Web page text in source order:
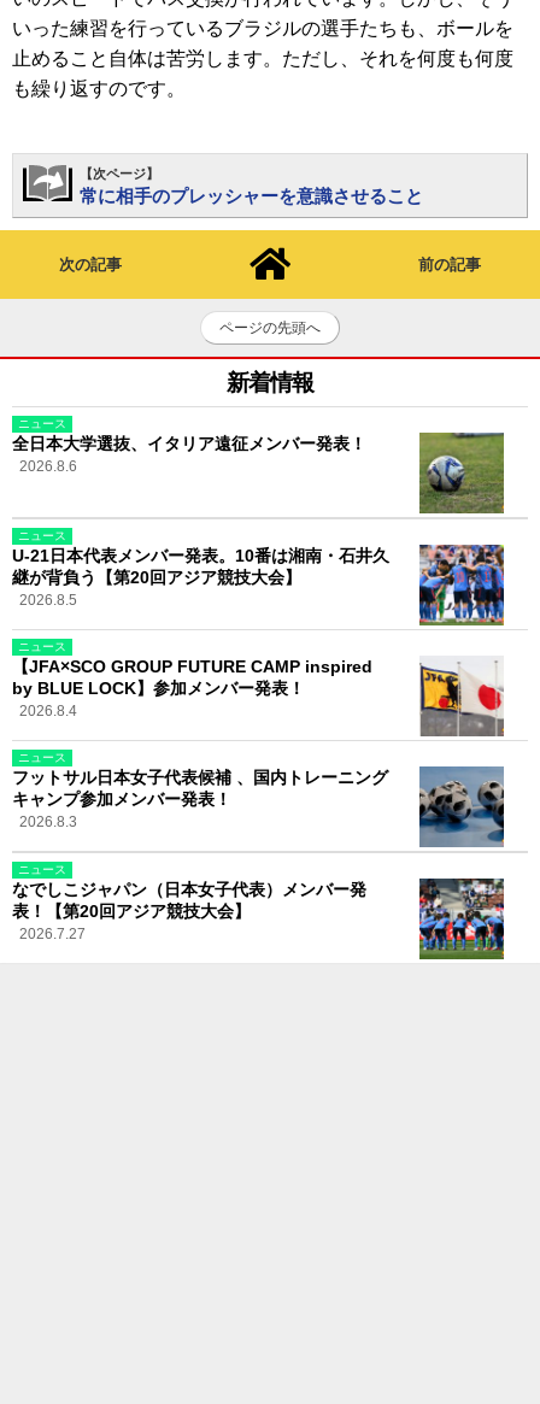
いった練習を行っているブラジルの選手たちも、ボールを
止めること自体は苦労します。ただし、それを何度も何度
も繰り返すのです。
【次ページ】
常に相手のプレッシャーを意識させること
次の記事 前の記事
ページの先頭へ
新着情報
ニュース
全日本大学選抜、イタリア遠征メンバー発表！
2026.8.6
ニュース
U-21日本代表メンバー発表。10番は湘南・石井久
継が背負う【第20回アジア競技大会】
2026.8.5
ニュース
【JFA×SCO GROUP FUTURE CAMP inspired
by BLUE LOCK】参加メンバー発表！
2026.8.4
ニュース
フットサル日本女子代表候補 、国内トレーニング
キャンプ参加メンバー発表！
2026.8.3
ニュース
なでしこジャパン（日本女子代表）メンバー発
表！【第20回アジア競技大会】
2026.7.27